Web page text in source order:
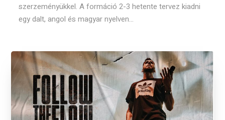
szerzeményükkel. A formáció 2-3 hetente tervez kiadni
egy dalt, angol és magyar nyelven...